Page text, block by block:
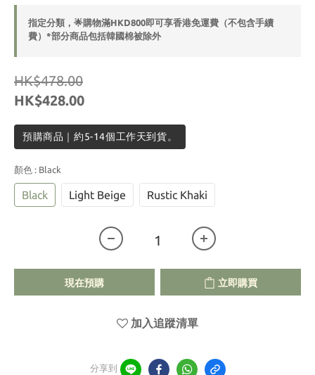
指定分類，🌟購物滿HKD800即可享香港免運費（不包含手續
費）*部分商品包括韓國棉被除外
HK$478.00
HK$428.00
預購商品｜約5-14個工作天到貨。
顏色 : Black
Black Light Beige Rustic Khaki
現在預購 立即購買
加入追蹤清單
分享到